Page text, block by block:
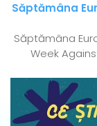
Săptămâna
Săptămâna
Week